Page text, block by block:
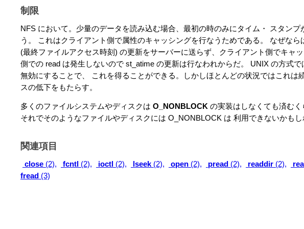
制限
NFS において。少量のデータを読み込む場合、最初の時のみにタイム・ スタン
う。 これはクライアント側で属性のキャッシングを行なうためである。 なぜな
(最終ファイルアクセス時刻) の更新をサーバーに送らず、クライアント側でキャ
側での read は発生しないので st_atime の更新は行なわれからだ。 UNIX の方式
無効にすることで、 これを得ることができる。しかしほとんどの状況ではこれは
スの低下をもたらす。
多くのファイルシステムやディスクは O_NONBLOCK の実装はしなくても済むく
それでそのようなファイルやディスクには O_NONBLOCK は 利用できないかもし
関連項目
close (2), fcntl (2), ioctl (2), lseek (2), open (2), pread (2), readdir (2),
fread (3)